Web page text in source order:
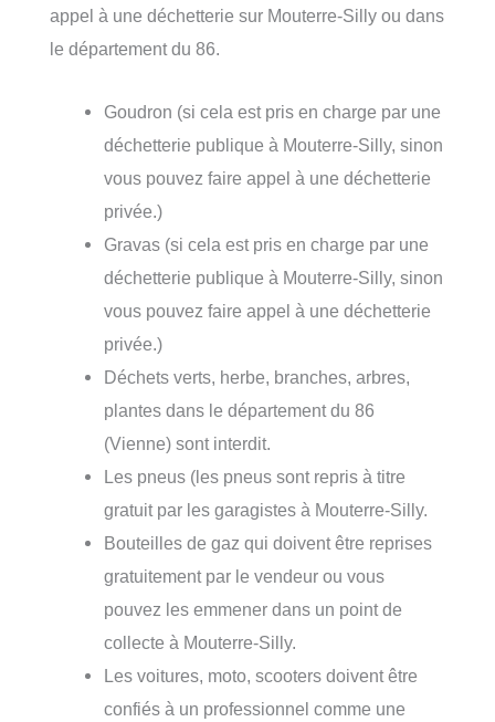
appel à une déchetterie sur Mouterre-Silly ou dans
le département du 86.
Goudron (si cela est pris en charge par une
déchetterie publique à Mouterre-Silly, sinon
vous pouvez faire appel à une déchetterie
privée.)
Gravas (si cela est pris en charge par une
déchetterie publique à Mouterre-Silly, sinon
vous pouvez faire appel à une déchetterie
privée.)
Déchets verts, herbe, branches, arbres,
plantes dans le département du 86
(Vienne) sont interdit.
Les pneus (les pneus sont repris à titre
gratuit par les garagistes à Mouterre-Silly.
Bouteilles de gaz qui doivent être reprises
gratuitement par le vendeur ou vous
pouvez les emmener dans un point de
collecte à Mouterre-Silly.
Les voitures, moto, scooters doivent être
confiés à un professionnel comme une